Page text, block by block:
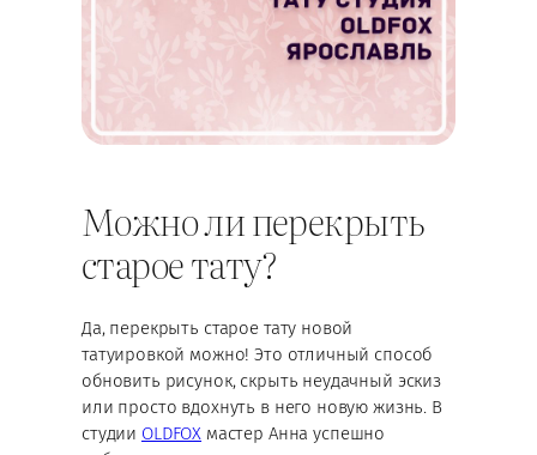
Можно ли перекрыть
старое тату?
Да, перекрыть старое тату новой
татуировкой можно! Это отличный способ
обновить рисунок, скрыть неудачный эскиз
или просто вдохнуть в него новую жизнь. В
студии OLDFOX мастер Анна успешно